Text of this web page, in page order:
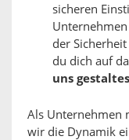
sicheren
der
du dich auf
uns
Als Unternehmen
wir die Dynamik